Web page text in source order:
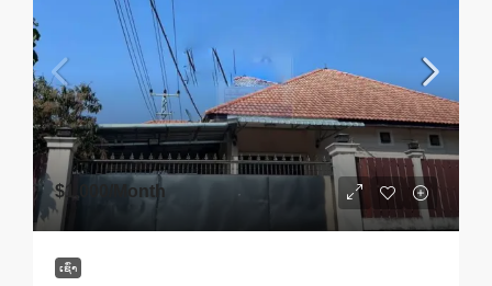
$1,000 /Month
ເຊົ່າ